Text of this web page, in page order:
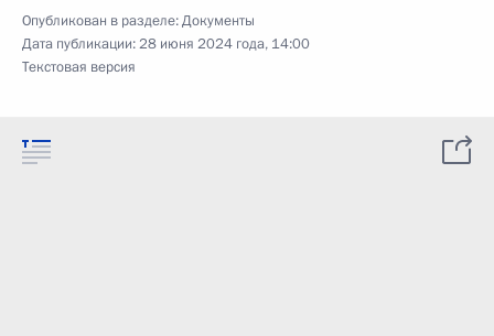
Опубликован в разделе:Документы
Дата публикации:28 июня 2024 года, 14:00
Текстовая версия